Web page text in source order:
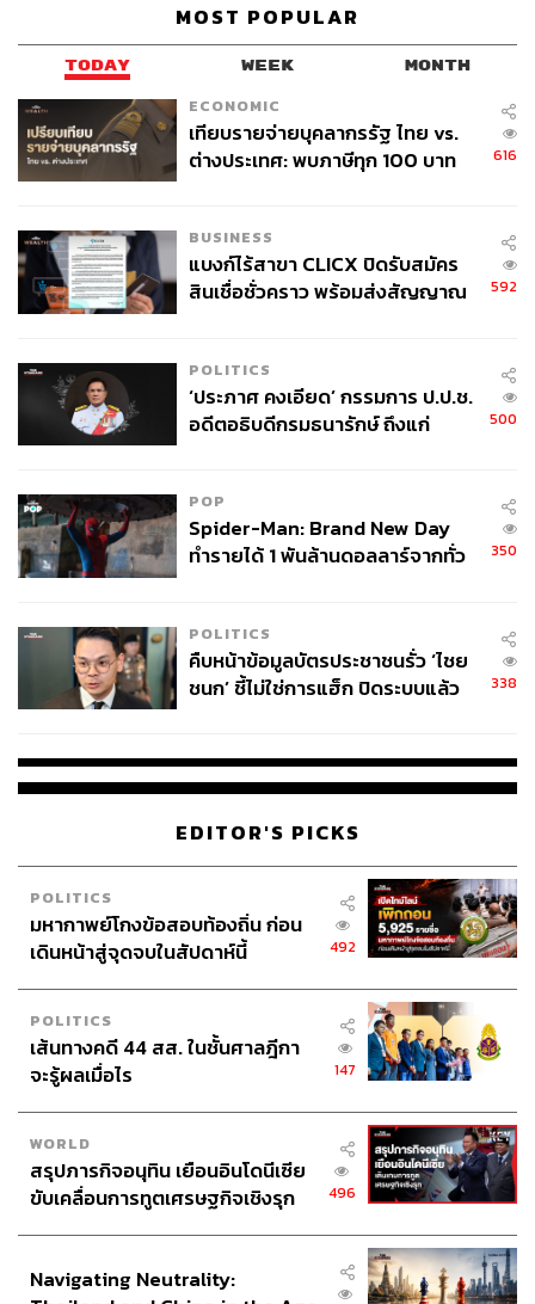
MOST POPULAR
TODAY WEEK MONTH
ECONOMIC
เทียบรายจ่ายบุคลากรรัฐ ไทย vs.
ต่างประเทศ: พบภาษีทุก 100 บาท
616
BUSINESS
แบงก์ไร้สาขา CLICX ปิดรับสมัคร
สินเชื่อชั่วคราว พร้อมส่งสัญญาณ
592
POLITICS
‘ประภาศ คงเอียด’ กรรมการ ป.ป.ช.
อดีตอธิบดีกรมธนารักษ์ ถึงแก่
500
POP
Spider-Man: Brand New Day
ทำรายได้ 1 พันล้านดอลลาร์จากทั่ว
350
POLITICS
คืบหน้าข้อมูลบัตรประชาชนรั่ว ‘ไชย
ชนก’ ชี้ไม่ใช่การแฮ็ก ปิดระบบแล้ว
338
EDITOR'S PICKS
POLITICS
มหากาพย์โกงข้อสอบท้องถิ่น ก่อน
เดินหน้าสู่จุดจบในสัปดาห์นี้
492
POLITICS
เส้นทางคดี 44 สส. ในชั้นศาลฎีกา
จะรู้ผลเมื่อไร
147
WORLD
สรุปภารกิจอนุทิน เยือนอินโดนีเซีย
ขับเคลื่อนการทูตเศรษฐกิจเชิงรุก
496
Navigating Neutrality: